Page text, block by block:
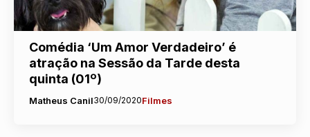
Comédia ‘Um Amor Verdadeiro’ é
atração na Sessão da Tarde desta
quinta (01º)
Matheus Canil30/09/2020Filmes